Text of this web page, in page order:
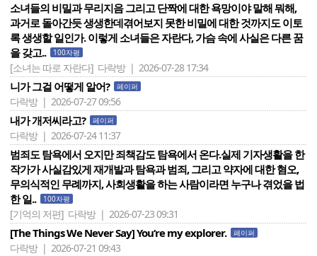
소녀들의 비밀과 무리지음 그리고 단짝에 대한 욕망이야 말해 뭐해,
과거로 돌아간듯 생생한데겪어보지 못한 비밀에 대한 것까지도 이토
록 생생할 일인가. 이렇게 소녀들은 자란다, 가슴 속에 사실은 다른 꿈
을 갖고..
100자평
[소녀는 따로 자란다] 다락방 | 2026-07-28 17:34
니가 그걸 어떻게 알어? 페이퍼
다락방 | 2026-07-27 09:56
내가 개저씨라고? 페이퍼
다락방 | 2026-07-24 11:37
범죄도 탐욕에서 오지만 죄책감도 탐욕에서 온다.실제 기자생활을 한
작가가 사실감있게 재개발과 탐욕과 범죄, 그리고 약자에 대한 혐오,
무의식적인 무례까지, 사회생활을 하는 사람이라면 누구나 겪었을 법
한 일..
100자평
[기억의 저편] 다락방 | 2026-07-23 09:31
[The Things We Never Say] You‘re my explorer. 페이퍼
다락방 | 2026-07-21 09:43